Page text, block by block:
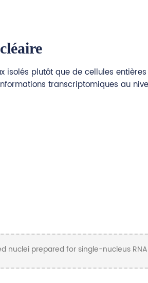
isolés plutôt que de cellules
transcriptomiques au